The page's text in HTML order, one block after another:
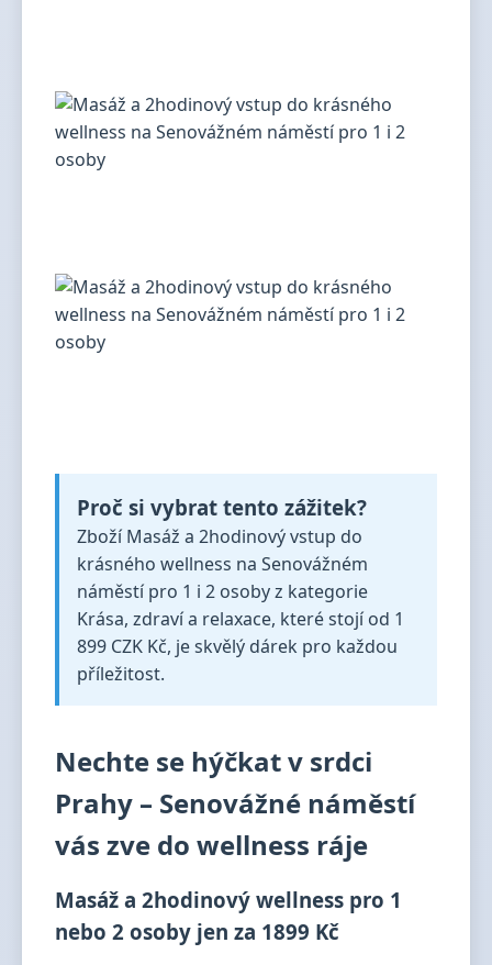
Proč si vybrat tento zážitek?
Zboží Masáž a 2hodinový vstup do
krásného wellness na Senovážném
náměstí pro 1 i 2 osoby z kategorie
Krása, zdraví a relaxace, které stojí od 1
899 CZK Kč, je skvělý dárek pro každou
příležitost.
Nechte se hýčkat v srdci
Prahy – Senovážné náměstí
vás zve do wellness ráje
Masáž a 2hodinový wellness pro 1
nebo 2 osoby jen za 1899 Kč